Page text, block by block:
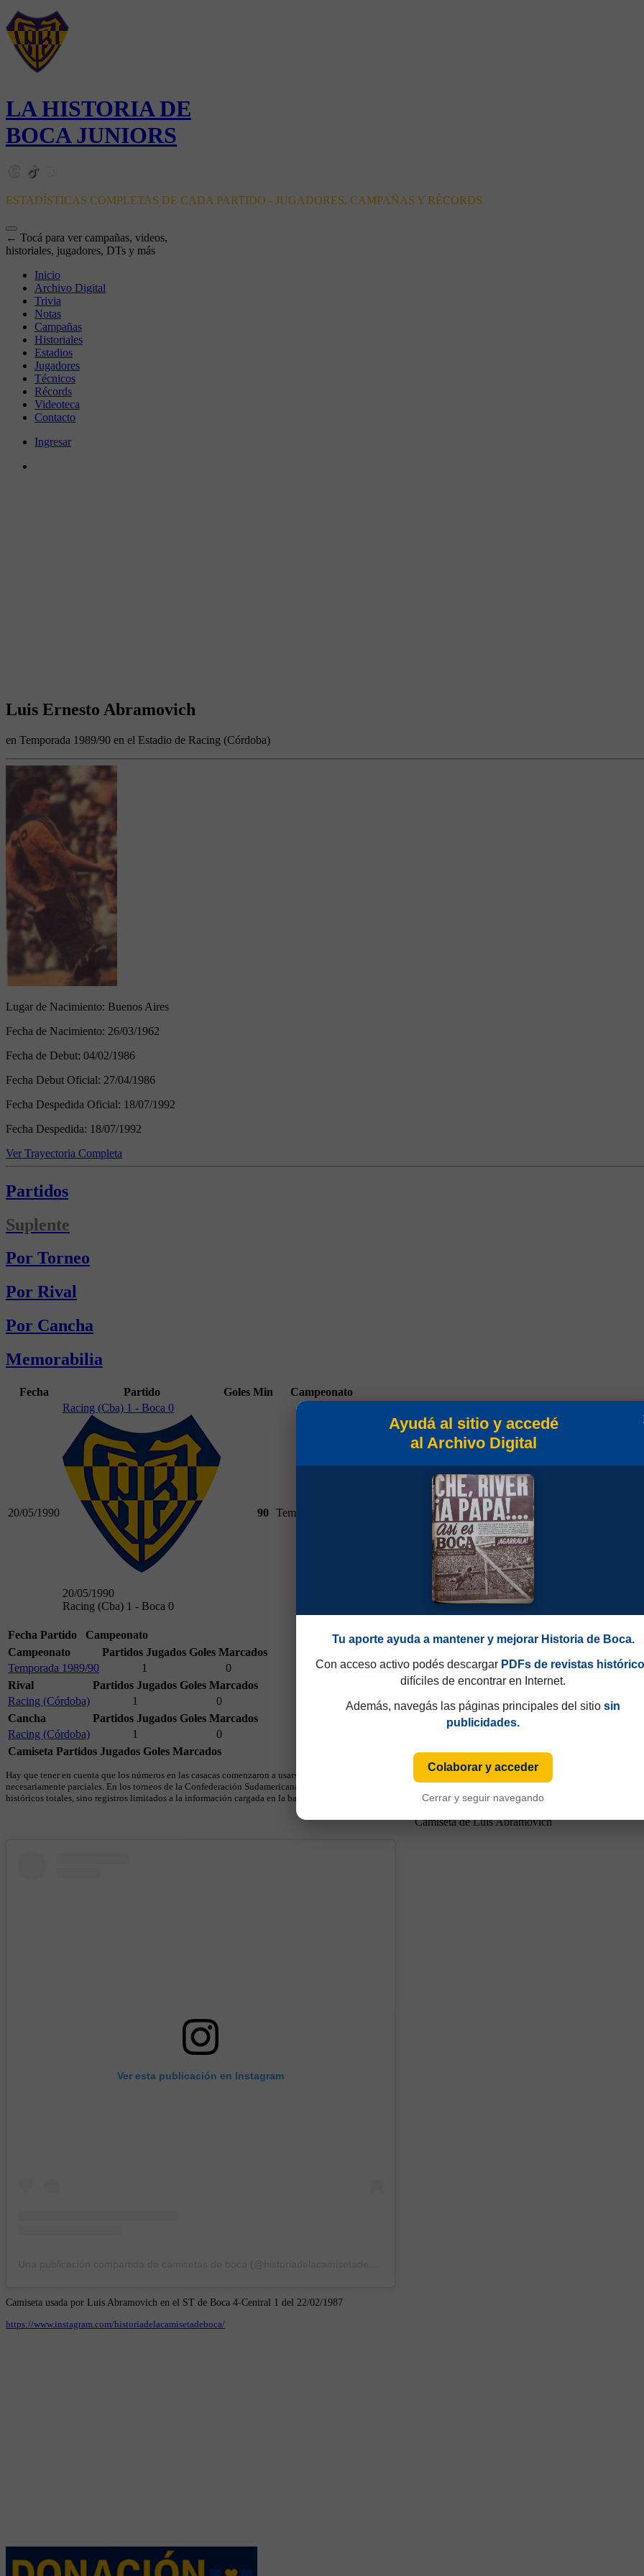
LA HISTORIA DE
BOCA JUNIORS
ESTADÍSTICAS COMPLETAS DE CADA PARTIDO - JUGADORES, CAMPAÑAS Y RÉCORDS
← Tocá para ver campañas, videos,
historiales, jugadores, DTs y más
Inicio
Archivo Digital
Trivia
Notas
Campañas
Historiales
Estadios
Jugadores
Técnicos
Récords
Videoteca
Contacto
Ingresar
Luis Ernesto Abramovich
en Temporada 1989/90 en el Estadio de Racing (Córdoba)
Lugar de Nacimiento: Buenos Aires
Fecha de Nacimiento: 26/03/1962
Fecha de Debut: 04/02/1986
Fecha Debut Oficial: 27/04/1986
Fecha Despedida Oficial: 18/07/1992
Fecha Despedida: 18/07/1992
Ver Trayectoria Completa
Partidos
Suplente
Por Torneo
Por Rival
Por Cancha
Memorabilia
Fecha Partido Goles Min Campeonato
20/05/1990
Racing (Cba) 1 - Boca 0
20/05/1990
Racing (Cba) 1 - Boca 0
90 Temporada 1989/90
Fecha Partido
Campeonato
Campeonato
Partidos Jugados Goles Marcados
Temporada 1989/90
1
0
Rival
Partidos Jugados Goles Marcados
Racing (Córdoba)
1
0
Cancha
Partidos Jugados Goles Marcados
Racing (Córdoba)
1
0
Camiseta Partidos Jugados Goles Marcados
Hay que tener en cuenta que los números en las casacas comenzaron a usarse en 1949 y que hasta 1997 eran consecutivos, no fijos. Esa información aparecía sólo
necesariamente parciales. En los torneos de la Confederación Sudamericana se utiliza numeración fija desde sus primeras ediciones y, cuando ese dato está
históricos totales, sino registros limitados a la información cargada en la base.
Camiseta de Luis Abramovich
Ver esta publicación en Instagram
Camiseta usada por Luis Abramovich en el ST de Boca 4-Central 1 del 22/02/1987
https://www.instagram.com/historiadelacamisetadeboca/
Ayudá al sitio y accedé
al Archivo Digital
Tu aporte ayuda a mantener y mejorar Historia de Boca.
Con acceso activo podés descargar PDFs de revistas
difíciles de encontrar en Internet.
Además, navegás las páginas principales del sitio sin
publicidades.
Colaborar y acceder
Cerrar y seguir navegando